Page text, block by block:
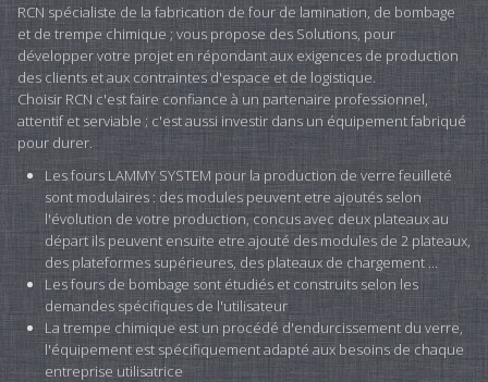
RCN spécialiste de la fabrication de four de lamination, de bombage
et de trempe chimique ; vous propose des Solutions, pour
développer votre projet en répondant aux exigences de production
des clients et aux contraintes d'espace et de logistique.
Choisir RCN c'est faire confiance à un partenaire professionnel,
attentif et serviable ; c'est aussi investir dans un équipement fabriqué
pour durer.
Les fours LAMMY SYSTEM pour la production de verre feuilleté
sont modulaires : des modules peuvent etre ajoutés selon
l'évolution de votre production, concus avec deux plateaux au
départ ils peuvent ensuite etre ajouté des modules de 2 plateaux,
des plateformes supérieures, des plateaux de chargement ...
Les fours de bombage sont étudiés et construits selon les
demandes spécifiques de l'utilisateur
La trempe chimique est un procédé d'endurcissement du verre,
l'équipement est spécifiquement adapté aux besoins de chaque
entreprise utilisatrice